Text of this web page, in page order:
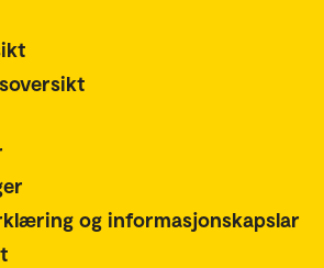
og informasjonskapslar